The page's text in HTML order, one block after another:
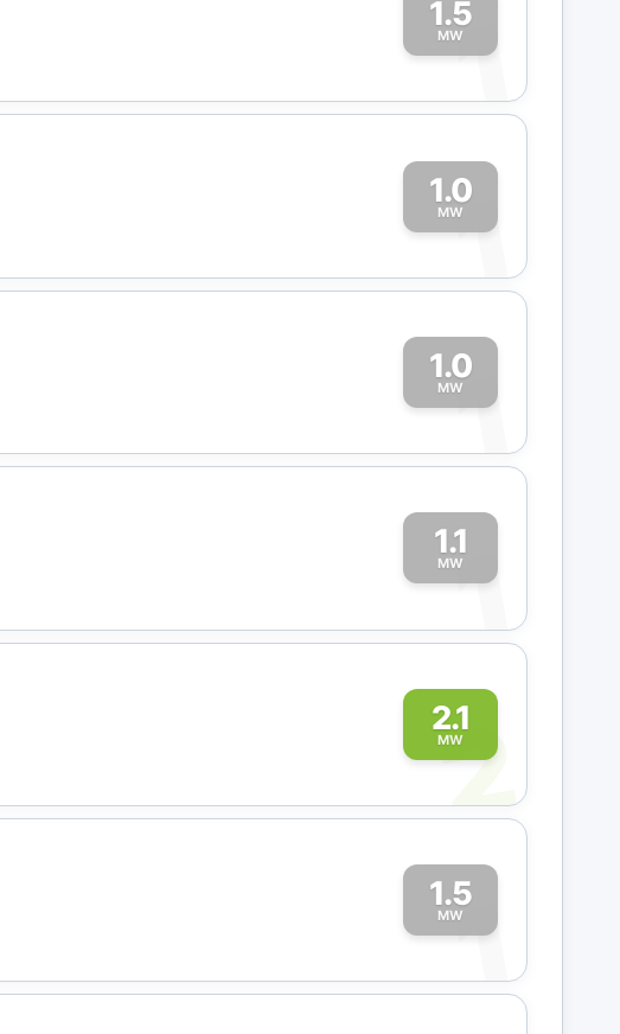
1.5
MW
1
1.0
MW
1
1.0
MW
1
1.1
MW
1
2.1
MW
2
1.5
MW
1